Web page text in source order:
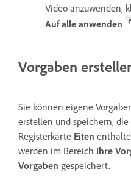
Video anzuwenden,
Auf alle anwenden
Vorgaben
Sie können eigene
erstellen und speichern,
Registerkarte Eiten
werden im Bereich Ihre
Vorgaben gespeichert.